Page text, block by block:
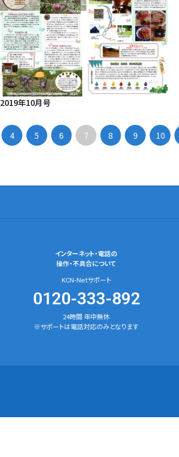
2019年10月号
4 5 6 7 8 9 10
インターネット・電話の
操作・不具合について
KCN-Netサポート
0120-333-892
24時間 年中無休
※サポートは電話対応のみとなります